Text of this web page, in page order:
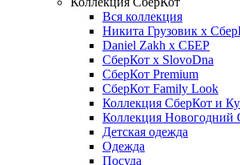
Вся коллекция
Никита Грузовик х
Daniel Zakh x СБЕР
СберКот x SlovoDna
СберКот Premium
СберКот Family Look
Коллекция СберКот и
Коллекция Новогодний
Детская одежда
Одежда
Посуда